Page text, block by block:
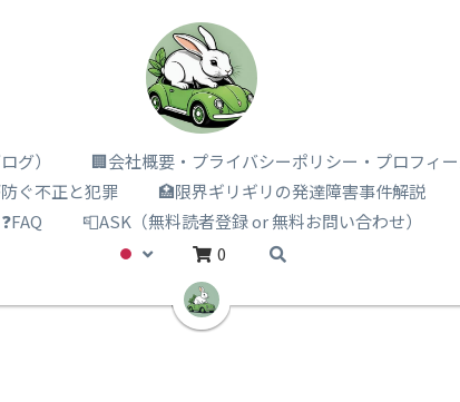
グ） 🏢会社概要・プライバシーポリシー・プロフィ
ぐ不正と犯罪 🏥限界ギリギリの発達障害事件解説
❓FAQ 📮ASK（無料読者登録 or 無料お問い合わせ）
0